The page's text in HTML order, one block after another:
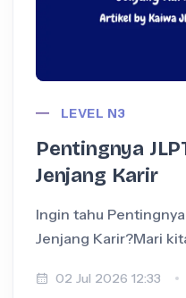
LEVEL N3
Pentingnya
Jenjang Karir
Ingin tahu
Jenjang Karir?Mari
02 Jul 2026 12:33